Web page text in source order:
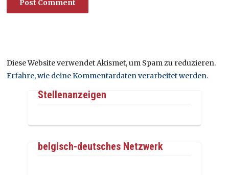
Diese Website verwendet Akismet, um Spam zu reduzieren.
Erfahre, wie deine Kommentardaten verarbeitet werden.
Stellenanzeigen
belgisch-deutsches Netzwerk